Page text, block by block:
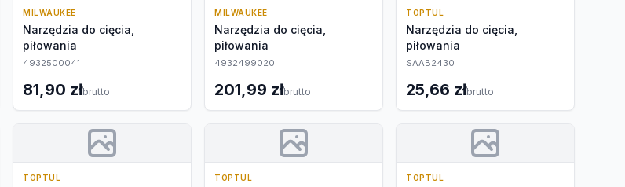
MILWAUKEE
Narzędzia do cięcia,
piłowania
4932500041
81,90 złbrutto
MILWAUKEE
Narzędzia do cięcia,
piłowania
4932499020
201,99 złbrutto
TOPTUL
Narzędzia do cięcia,
piłowania
SAAB2430
25,66 złbrutto
TOPTUL TOPTUL TOPTUL